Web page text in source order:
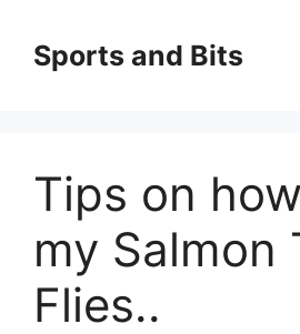
contenido
Sports and Bits
Tips on
my Salmon
Flies..